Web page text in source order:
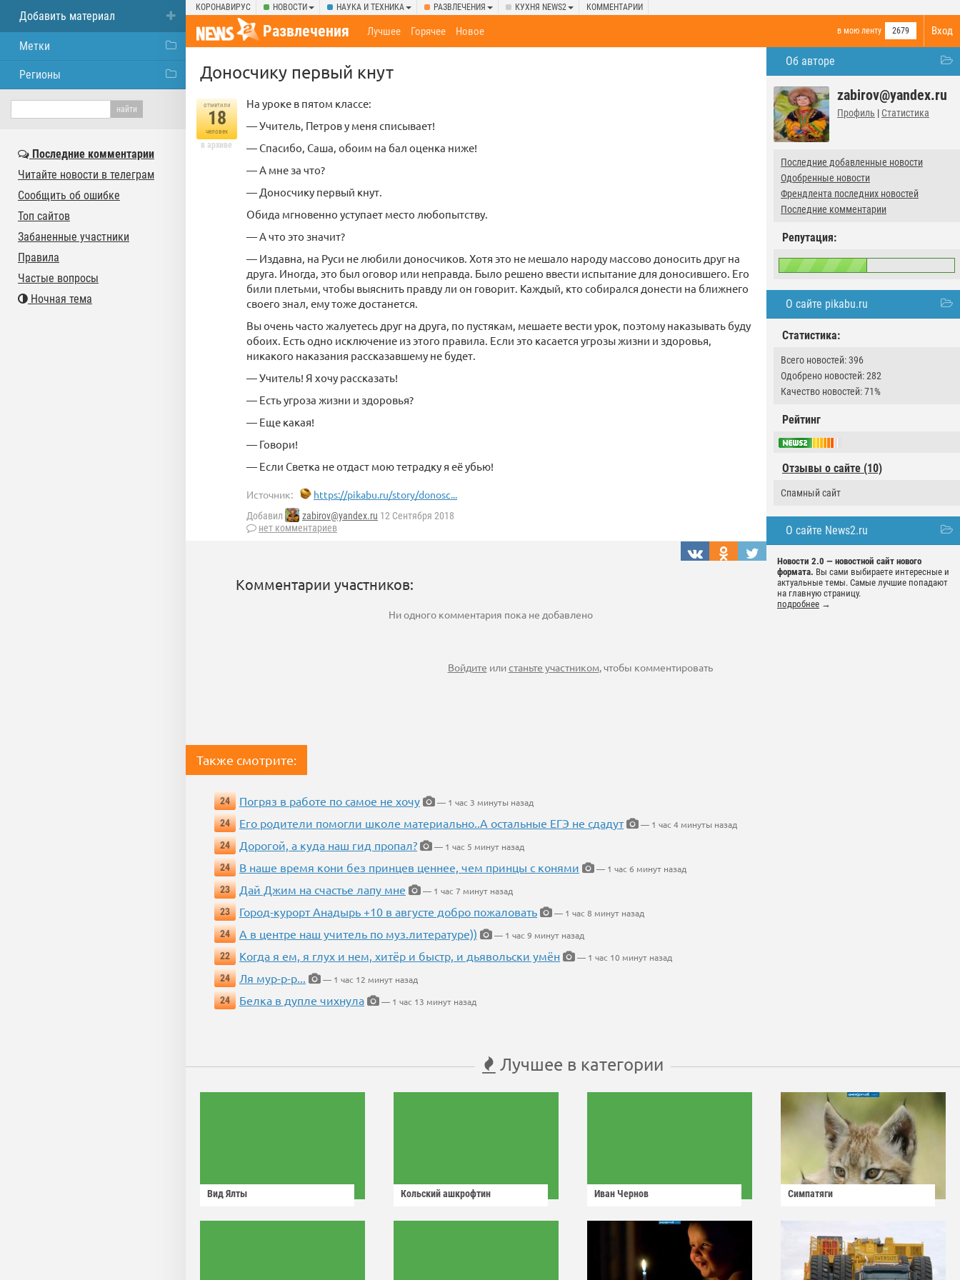
КОРОНАВИРУС НОВОСТИ НАУКА И ТЕХНИКА РАЗВЛЕЧЕНИЯ КУХНЯ NEWS2 КОММЕНТАРИИ
Вход
Развлечения в мою ленту 2679
Лучшее Горячее Новое
Об авторе
zabirov@yandex.ru
Профиль | Статистика
Последние добавленные новости
Одобренные новости
Френдлента последних новостей
Последние комментарии
Репутация:
О сайте pikabu.ru
Статистика:
Всего новостей: 396
Одобрено новостей: 282
Качество новостей: 71%
Рейтинг
Отзывы о сайте (10)
Спамный сайт
О сайте News2.ru
Новости 2.0 — новостной сайт нового
формата. Вы сами выбираете интересные и
актуальные темы. Самые лучшие попадают
на главную страницу.
подробнее →
Доносчику первый кнут
отметили
18
человек
в архиве
На уроке в пятом классе:
— Учитель, Петров у меня списывает!
— Спасибо, Саша, обоим на бал оценка ниже!
— А мне за что?
— Доносчику первый кнут.
Обида мгновенно уступает место любопытству.
— А что это значит?
— Издавна, на Руси не любили доносчиков. Хотя это не мешало народу массово доносить друг на
друга. Иногда, это был оговор или неправда. Было решено ввести испытание для доносившего. Его
били плетьми, чтобы выяснить правду ли он говорит. Каждый, кто собирался донести на ближнего
своего знал, ему тоже достанется.
Вы очень часто жалуетесь друг на друга, по пустякам, мешаете вести урок, поэтому наказывать буду
обоих. Есть одно исключение из этого правила. Если это касается угрозы жизни и здоровья,
никакого наказания рассказавшему не будет.
— Учитель! Я хочу рассказать!
— Есть угроза жизни и здоровья?
— Еще какая!
— Говори!
— Если Светка не отдаст мою тетрадку я её убью!
Источник: https://pikabu.ru/story/donosc...
Добавил zabirov@yandex.ru 12 Сентября 2018
нет комментариев
Комментарии участников:
Ни одного комментария пока не добавлено
Войдите илистаньте участником, чтобы комментировать
Также смотрите:
24 Погряз в работе по самое не хочу
— 1 час 3 минуты назад
24
Его родители помогли школе материально..А остальные ЕГЭ не сдадут
— 1 час 4 минуты назад
24
Дорогой, а куда наш гид пропал?
— 1 час 5 минут назад
24
В наше время кони без принцев ценнее, чем принцы с конями
— 1 час 6 минут назад
23
Дай Джим на счастье лапу мне
— 1 час 7 минут назад
23
Город-курорт Анадырь +10 в августе добро пожаловать
— 1 час 8 минут назад
24
А в центре наш учитель по муз.литературе))
— 1 час 9 минут назад
22
Когда я ем, я глух и нем, хитёр и быстр, и дьявольски умён
— 1 час 10 минут назад
24
Ля мур-р-р...
— 1 час 12 минут назад
24
Белка в дупле чихнула — 1 час 13 минут назад
Лучшее в категории
Вид Ялты Кольский ашкрофтин Иван Чернов Симпатяги
Добавить материал
Метки
Регионы
Последние комментарии
Читайте новости в телеграм
Сообщить об ошибке
Топ сайтов
Забаненные участники
Правила
Частые вопросы
Ночная тема